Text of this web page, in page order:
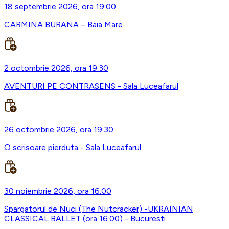
18 septembrie 2026, ora 19:00
CARMINA BURANA – Baia Mare
2 octombrie 2026, ora 19:30
AVENTURI PE CONTRASENS - Sala Luceafarul
26 octombrie 2026, ora 19:30
O scrisoare pierduta - Sala Luceafarul
30 noiembrie 2026, ora 16:00
Spargatorul de Nuci (The Nutcracker) -UKRAINIAN
CLASSICAL BALLET (ora 16.00) - Bucuresti